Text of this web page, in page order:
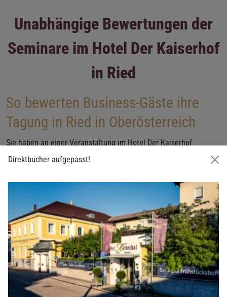
Unabhängige Bewertungen der
Seminare im Hotel Der Kaiserhof
in Ried
So bewerten Business-Gäste ihre
Tagung in Ried in Oberösterreich
Sie haben an einer Veranstaltung im Hotel Der Kaiserhof
teilgenommen? Wir würden uns freuen, wenn Sie uns Ihre
Das sagen unsere Gäste
Direktbucher aufgepasst!